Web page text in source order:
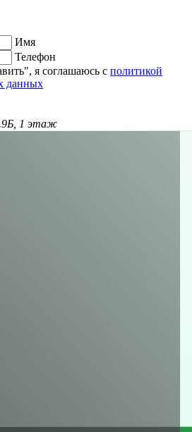
Имя
Телефон
я соглашаюсь с политикой
данных
1 этаж